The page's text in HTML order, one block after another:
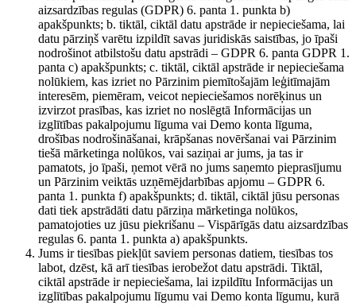
aizsardzības regulas (GDPR) 6. panta 1. punkta b)
apakšpunkts; b. tiktāl, ciktāl datu apstrāde ir nepieciešama, lai
datu pārziņš varētu izpildīt savas juridiskās saistības, jo īpaši
nodrošinot atbilstošu datu apstrādi – GDPR 6. panta GDPR 1.
panta c) apakšpunkts; c. tiktāl, ciktāl apstrāde ir nepieciešama
nolūkiem, kas izriet no Pārzinim piemītošajām leģitīmajām
interesēm, piemēram, veicot nepieciešamos norēķinus un
izvirzot prasības, kas izriet no noslēgtā Informācijas un
izglītības pakalpojumu līguma vai Demo konta līguma,
drošības nodrošināšanai, krāpšanas novēršanai vai Pārzinim
tiešā mārketinga nolūkos, vai saziņai ar jums, ja tas ir
pamatots, jo īpaši, ņemot vērā no jums saņemto pieprasījumu
un Pārzinim veiktās uzņēmējdarbības apjomu – GDPR 6.
panta 1. punkta f) apakšpunkts; d. tiktāl, ciktāl jūsu personas
dati tiek apstrādāti datu pārziņa mārketinga nolūkos,
pamatojoties uz jūsu piekrišanu – Vispārīgās datu aizsardzības
regulas 6. panta 1. punkta a) apakšpunkts.
Jums ir tiesības piekļūt saviem personas datiem, tiesības tos
labot, dzēst, kā arī tiesības ierobežot datu apstrādi. Tiktāl,
ciktāl apstrāde ir nepieciešama, lai izpildītu Informācijas un
izglītības pakalpojumu līgumu vai Demo konta līgumu, kurā